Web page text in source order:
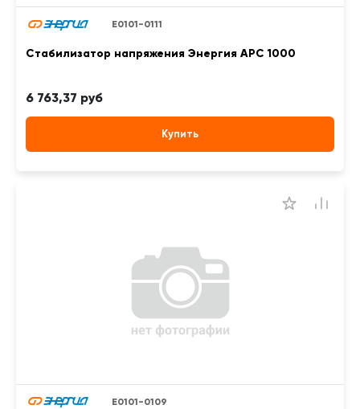
Е0101-0111
Стабилизатор напряжения Энергия APC 1000
6 763,37 руб
Купить
Е0101-0109